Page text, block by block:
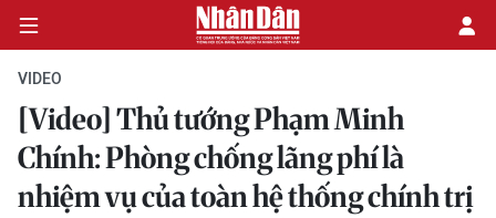
CHÍNH TRỊ
KINH TẾ
VIDEO
[Video] Thủ tướng Phạm Minh
Chính: Phòng chống lãng phí là
nhiệm vụ của toàn hệ thống chính trị